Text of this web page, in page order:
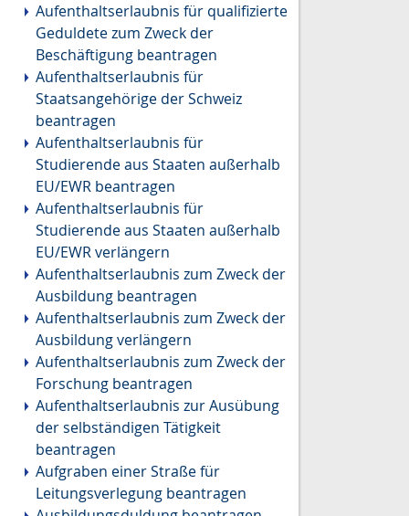
Aufenthaltserlaubnis für qualifizierte
Geduldete zum Zweck der
Beschäftigung beantragen
Aufenthaltserlaubnis für
Staatsangehörige der Schweiz
beantragen
Aufenthaltserlaubnis für
Studierende aus Staaten außerhalb
EU/EWR beantragen
Aufenthaltserlaubnis für
Studierende aus Staaten außerhalb
EU/EWR verlängern
Aufenthaltserlaubnis zum Zweck der
Ausbildung beantragen
Aufenthaltserlaubnis zum Zweck der
Ausbildung verlängern
Aufenthaltserlaubnis zum Zweck der
Forschung beantragen
Aufenthaltserlaubnis zur Ausübung
der selbständigen Tätigkeit
beantragen
Aufgraben einer Straße für
Leitungsverlegung beantragen